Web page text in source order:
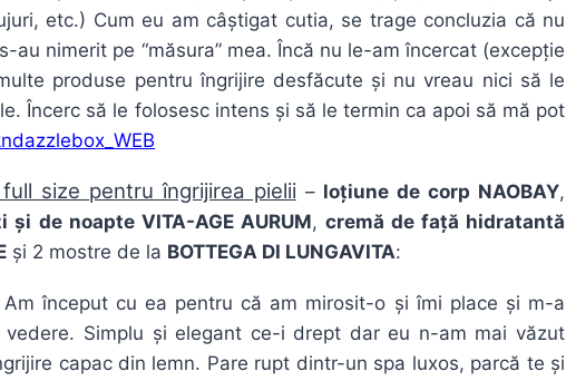
etc.) Cum eu am câștigat cutia, se trage concluzia că nu
au nimerit pe “măsura” mea. Încă nu le-am încercat (excepție
produse pentru îngrijire desfăcute și nu vreau nici să le
Încerc să le folosesc intens și să le termin ca apoi să mă pot
size pentru îngrijirea pielii– loțiune de corp NAOBAY,
de noapte VITA-AGE AURUM, cremă de față hidratantă
și 2 mostre de la BOTTEGA DI LUNGAVITA:
Am început cu ea pentru că am mirosit-o și îmi place și m-a
Simplu și elegant ce-i drept dar eu n-am mai văzut
capac din lemn. Pare rupt dintr-un spa luxos, parcă te și